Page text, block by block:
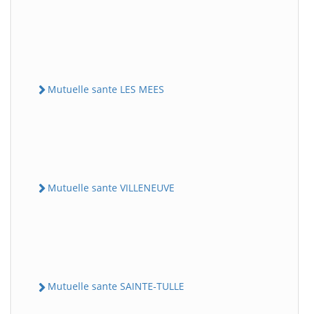
Mutuelle sante LES MEES
Mutuelle sante VILLENEUVE
Mutuelle sante SAINTE-TULLE